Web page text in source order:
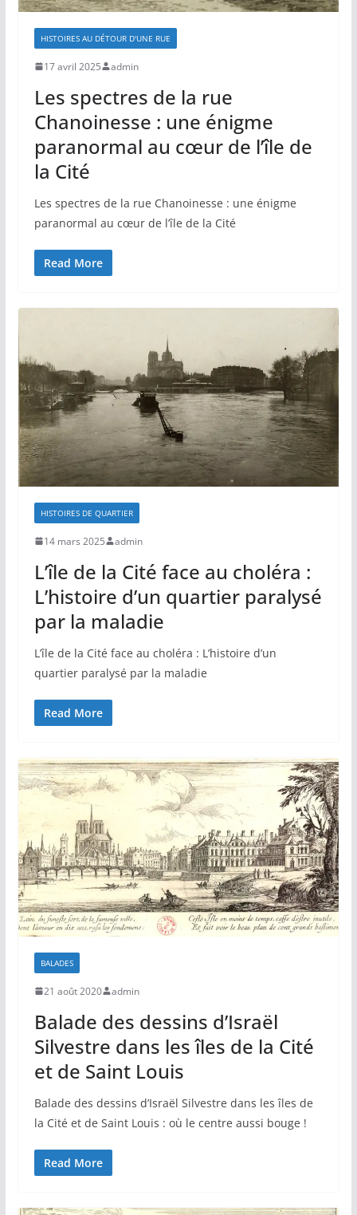
HISTOIRES AU DÉTOUR D'UNE RUE
17 avril 2025 admin
Les spectres de la rue
Chanoinesse : une énigme
paranormal au cœur de l’île de
la Cité
Les spectres de la rue Chanoinesse : une énigme
paranormal au cœur de l’île de la Cité
Read More
HISTOIRES DE QUARTIER
14 mars 2025 admin
L’île de la Cité face au choléra :
L’histoire d’un quartier paralysé
par la maladie
L’île de la Cité face au choléra : L’histoire d’un
quartier paralysé par la maladie
Read More
BALADES
21 août 2020 admin
Balade des dessins d’Israël
Silvestre dans les îles de la Cité
et de Saint Louis
Balade des dessins d’Israël Silvestre dans les îles de
la Cité et de Saint Louis : où le centre aussi bouge !
Read More